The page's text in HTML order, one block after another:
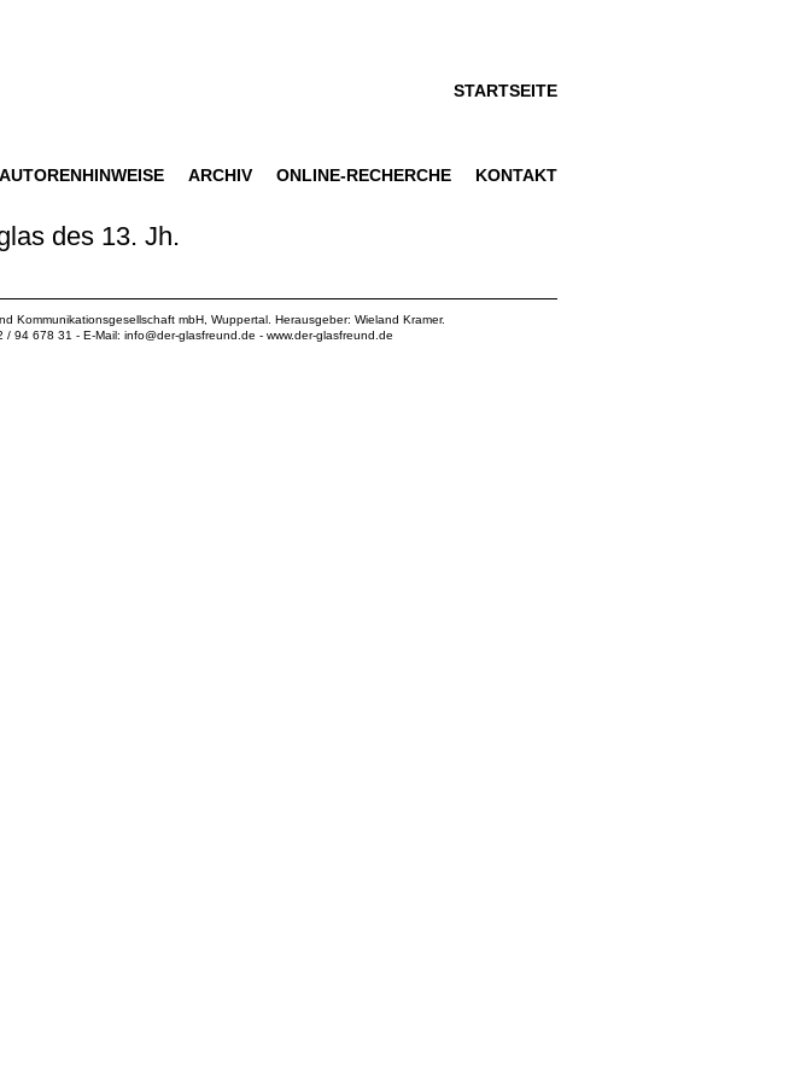
STARTSEITE
AUTORENHINWEISE ARCHIV ONLINE-RECHERCHE KONTAKT
des 13. Jh.
Kommunikationsgesellschaft mbH , Wuppertal. Herausgeber: Wieland Kramer.
/ 94 678 31 - E-Mail: info@der-glasfreund.de - www.der-glasfreund.de